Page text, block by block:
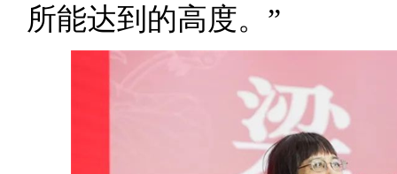
所能达到的高度。”